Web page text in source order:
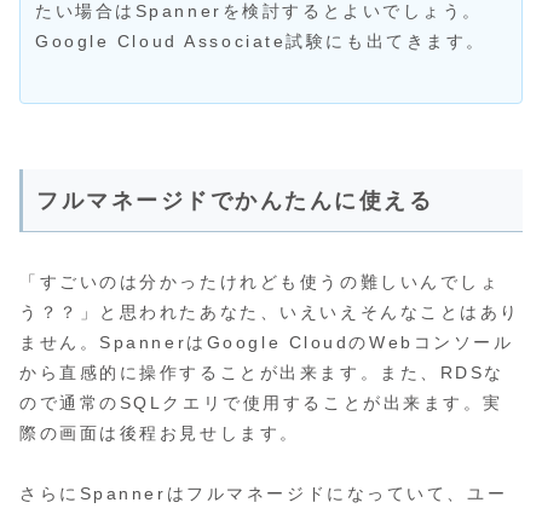
たい場合はSpannerを検討するとよいでしょう。
Google Cloud Associate試験にも出てきます。
フルマネージドでかんたんに使える
「すごいのは分かったけれども使うの難しいんでしょ
う？？」と思われたあなた、いえいえそんなことはあり
ません。SpannerはGoogle CloudのWebコンソール
から直感的に操作することが出来ます。また、RDSな
ので通常のSQLクエリで使用することが出来ます。実
際の画面は後程お見せします。
さらにSpannerはフルマネージドになっていて、ユー